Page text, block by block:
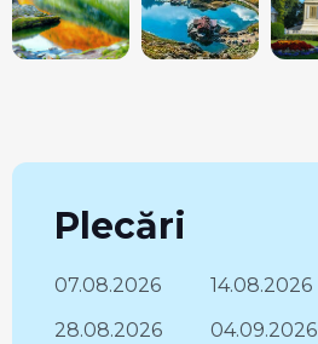
Plecări
07.08.2026 14.08.2026
28.08.2026
04.09.2026